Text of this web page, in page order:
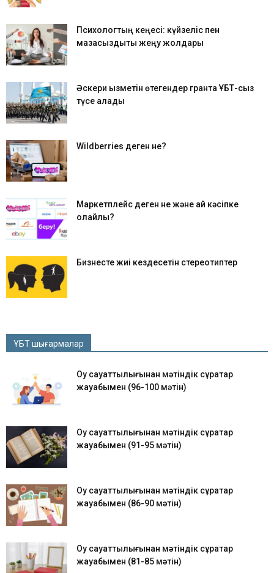
Психологтың кеңесі: күйзеліс пен
мазасыздықты жеңу жолдары
Әскери қызметін өтегендер грантқа ҰБТ-сыз
түсе алады
Wildberries деген не?
Маркетплейс деген не және қай кәсіпке
қолайлы?
Бизнесте жиі кездесетін стереотиптер
ҰБТ шығармалар
Оқу сауаттылығынан мәтіндік сұрақтар
жауабымен (96-100 мәтін)
Оқу сауаттылығынан мәтіндік сұрақтар
жауабымен (91-95 мәтін)
Оқу сауаттылығынан мәтіндік сұрақтар
жауабымен (86-90 мәтін)
Оқу сауаттылығынан мәтіндік сұрақтар
жауабымен (81-85 мәтін)